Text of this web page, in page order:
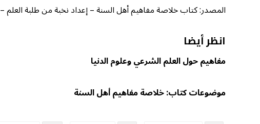
المصدر: كتاب خلاصة مفاهيم أهل السنة – إعداد نخبة من طلبة العلم – ١٤٤٥
انظر أيضا
مفاهيم حول العلم الشرعي وعلوم الدنيا
موضوعات كتاب: خلاصة مفاهيم أهل السنة